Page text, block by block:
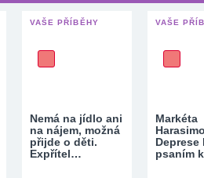
VAŠE PŘÍBĚHY
Nemá na jídlo ani
na nájem, možná
přijde o děti.
Expřítel…
VAŠE
Markéta
Deprese
psaním